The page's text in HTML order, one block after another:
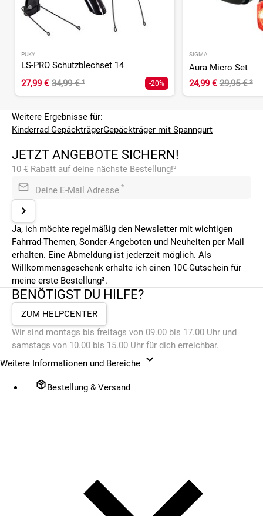
PUKY
LS-PRO Schutzblechset 14
27,99 € 34,99 €¹ -20%
SIGMA
Aura Micro Set
24,99 € 29,95 €²
Weitere Ergebnisse für:
Kinderrad GepäckträgerGepäckträger mit Spanngurt
JETZT ANGEBOTE SICHERN!
10 € Rabatt auf deine nächste Bestellung!³
Deine E-Mail Adresse *
Ja, ich möchte regelmäßig den Newsletter mit wichtigen
Fahrrad-Themen, Sonder-Angeboten und Neuheiten per Mail
erhalten. Eine Abmeldung ist jederzeit möglich. Als
Willkommensgeschenk erhalte ich einen 10€-Gutschein für
meine erste Bestellung³.
BENÖTIGST DU HILFE?
ZUM HELPCENTER
Wir sind montags bis freitags von 09.00 bis 17.00 Uhr und
samstags von 10.00 bis 15.00 Uhr für dich erreichbar.
Weitere Informationen und Bereiche
Bestellung & Versand